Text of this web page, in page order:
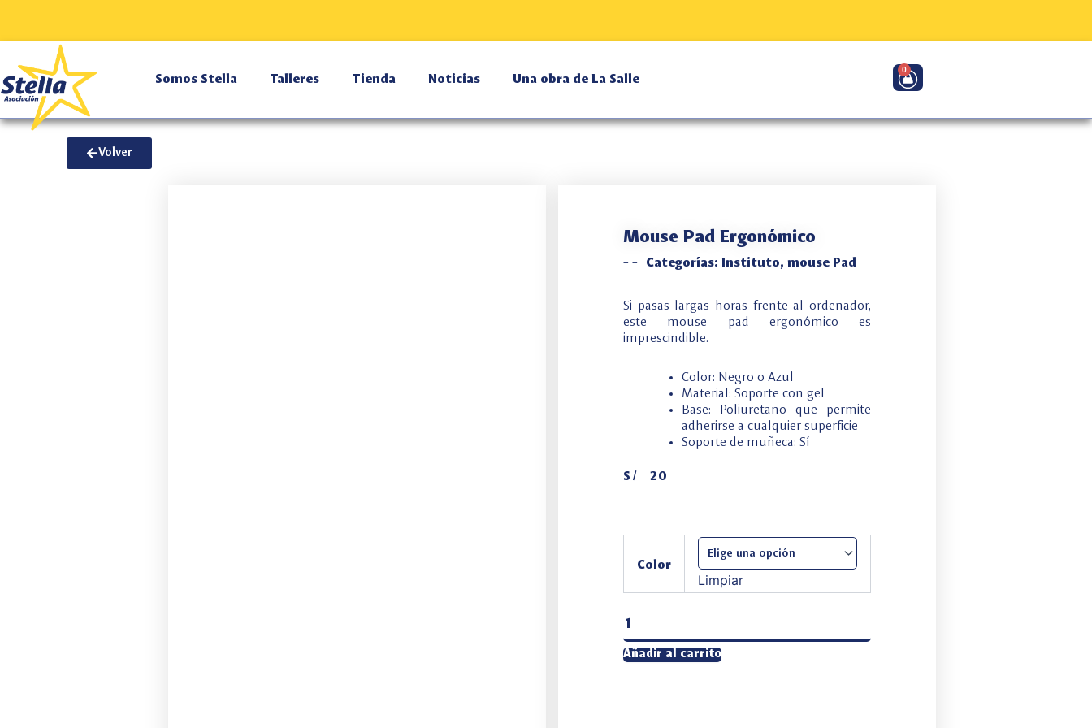
contenido
Somos Stella Talleres Tienda Noticias Una obra de La Salle
0
Carrito
Volver
Mouse Pad Ergonómico
- - Categorías: Instituto, mouse Pad
Si pasas largas horas frente al ordenador,
este mouse pad ergonómico es
imprescindible.
Color: Negro o Azul
Material: Soporte con gel
Base: Poliuretano que permite
adherirse a cualquier superficie
Soporte de muñeca: Sí
S/ 20
Color
Limpiar
Pad
cantidad
Añadir al carrito